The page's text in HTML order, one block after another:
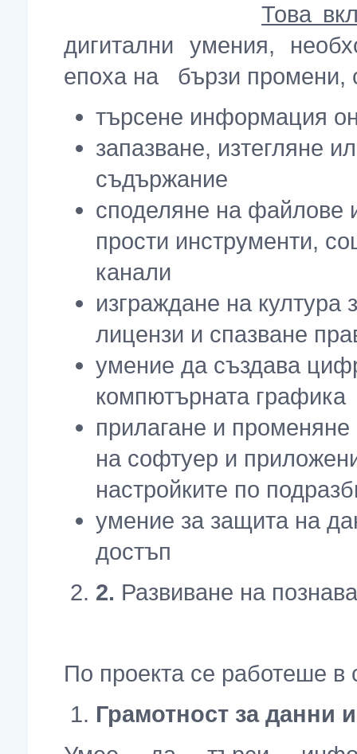
Това
дигитални умения,
епоха на бързи промени,
търсене информация
запазване, изтегляне
съдържание
споделяне на файлове
прости инструменти,
канали
изграждане на култура
лицензи и спазване
умение да създава
компютърната графика
прилагане и
на софтуер и
настройките по
умение за защита на
достъп
2. Развиване на
По проекта се работеше в
Грамотност за данни